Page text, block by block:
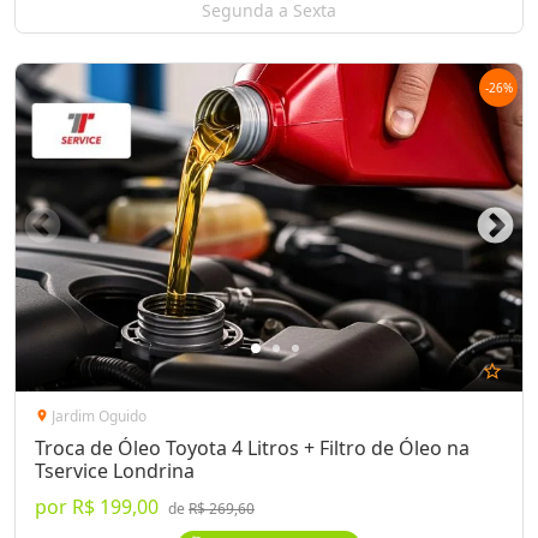
Segunda a Sexta
-26%
star_outline
location_on Jardim Oguido
Troca de Óleo Toyota 4 Litros + Filtro de Óleo na
Tservice Londrina
por R$ 199,00 de R$ 269,60